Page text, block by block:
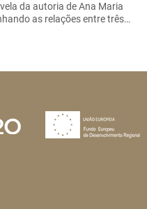
da autoria de Ana Maria
as relações entre três…